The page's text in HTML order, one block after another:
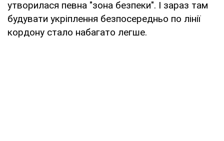
утворилася певна "зона безпеки". І зараз там
будувати укріплення безпосередньо по лінії
кордону стало набагато легше.